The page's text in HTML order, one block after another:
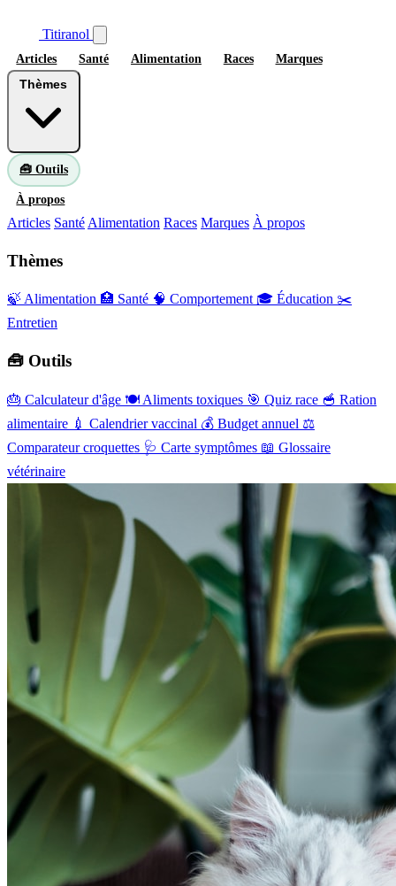
Titiranol
Articles Santé Alimentation Races Marques
🧰 Outils
À propos
Articles Santé Alimentation Races Marques À propos
Thèmes
🍃 Alimentation 🏥 Santé 🧠 Comportement 🎓 Éducation ✂️
Entretien
🧰 Outils
🎂 Calculateur d'âge 🍽️ Aliments toxiques 🎯 Quiz race 🥣 Ration
alimentaire 💉 Calendrier vaccinal 💰 Budget annuel ⚖️
Comparateur croquettes 🩺 Carte symptômes 📖 Glossaire
vétérinaire